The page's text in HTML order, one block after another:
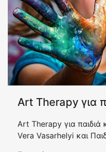
Art Therapy για
Art Therapy για
Vera Vasarhelyi και